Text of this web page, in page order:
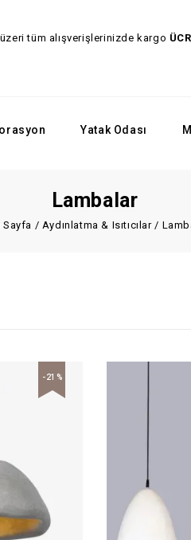
tüm alışverişlerinizde kargo
Yatak Odası
Lambalar
Sayfa / Aydınlatma & Isıtıcılar/
-21%